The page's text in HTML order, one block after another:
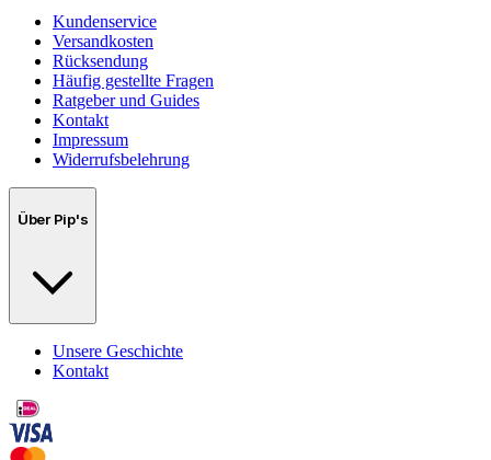
Kundenservice
Versandkosten
Rücksendung
Häufig gestellte Fragen
Ratgeber und Guides
Kontakt
Impressum
Widerrufsbelehrung
Über Pip's
Unsere Geschichte
Kontakt